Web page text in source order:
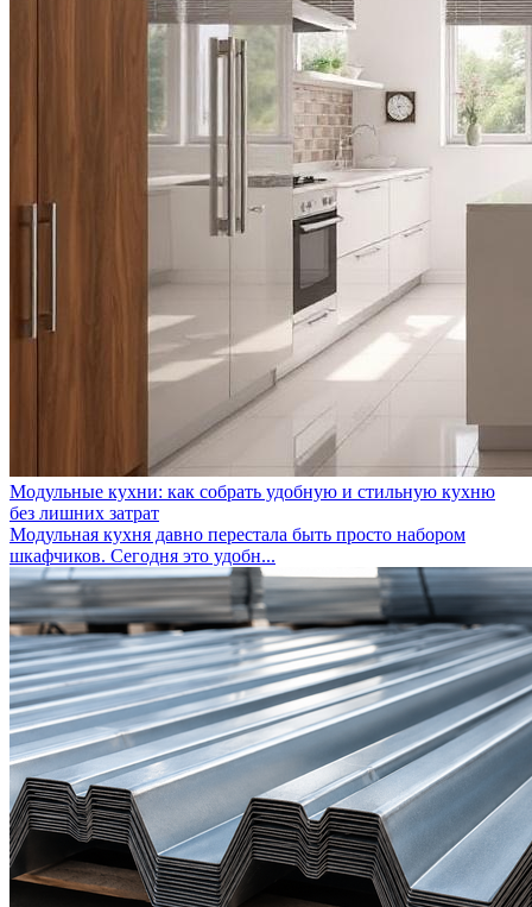
Модульные кухни: как собрать удобную и стильную кухню
без лишних затрат
Модульная кухня давно перестала быть просто набором
шкафчиков. Сегодня это удобн...